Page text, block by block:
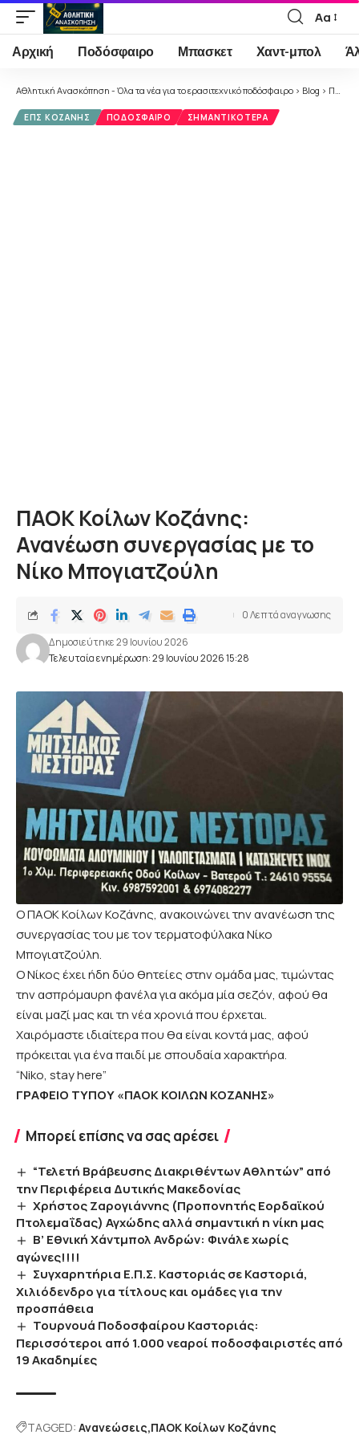
Font
Resizer
Αα
Αρχική Ποδόσφαιρο Μπασκετ Χαντ-μπολ
Αθλητική Ανασκόπηση - Όλα τα νέα για το ερασιτεχνικό ποδόσφαιρο > Blog > Ποδόσφαιρο
ΕΠΣ ΚΟΖΆΝΗΣ ΠΟΔΌΣΦΑΙΡΟ ΣΗΜΑΝΤΙΚΌΤΕΡΑ
ΠΑΟΚ Κοίλων Κοζάνης:
Ανανέωση συνεργασίας με το
Νίκο Μπογιατζούλη
Τελευταία ενημέρωση: 29 Ιουνίου 2026 15:28
Δημοσιεύτηκε 29 Ιουνίου 2026
0 Λεπτά αναγνωσης
Ο ΠΑΟΚ Κοίλων Κοζάνης, ανακοινώνει την ανανέωση της
συνεργασίας του με τον τερματοφύλακα Νίκο
Μπογιατζούλη.
Ο Νίκος έχει ήδη δύο θητείες στην ομάδα μας, τιμώντας
την ασπρόμαυρη φανέλα για ακόμα μία σεζόν, αφού θα
είναι μαζί μας και τη νέα χρονιά που έρχεται.
Χαιρόμαστε ιδιαίτερα που θα είναι κοντά μας, αφού
πρόκειται για ένα παιδί με σπουδαία χαρακτήρα.
“Niko, stay here”
ΓΡΑΦΕΙΟ ΤΥΠΟΥ «ΠΑΟΚ ΚΟΙΛΩΝ ΚΟΖΑΝΗΣ»
Μπορεί επίσης να σας αρέσει
“Τελετή Βράβευσης Διακριθέντων Αθλητών” από
την Περιφέρεια Δυτικής Μακεδονίας
Χρήστος Ζαρογιάννης (Προπονητής Εορδαϊκού
Πτολεμαΐδας) Αγχώδης αλλά σημαντική η νίκη μας
Β’ Εθνική Χάντμπολ Ανδρών: Φινάλε χωρίς
αγώνες!!!!
Συγχαρητήρια Ε.Π.Σ. Καστοριάς σε Καστοριά,
Χιλιόδενδρο για τίτλους και ομάδες για την
προσπάθεια
Τουρνουά Ποδοσφαίρου Καστοριάς:
Περισσότεροι από 1.000 νεαροί ποδοσφαιριστές από
19 Ακαδημίες
TAGGED: Ανανεώσεις ΠΑΟΚ Κοίλων Κοζάνης